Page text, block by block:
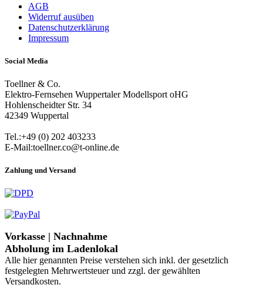
AGB
Widerruf ausüben
Datenschutzerklärung
Impressum
Social Media
Toellner & Co.
Elektro-Fernsehen Wuppertaler Modellsport oHG
Hohlenscheidter Str. 34
42349 Wuppertal
Tel.:+49 (0) 202 403233
E-Mail:toellner.co@t-online.de
Zahlung und Versand
Vorkasse | Nachnahme
Abholung im Ladenlokal
Alle hier genannten Preise verstehen sich inkl. der gesetzlich
festgelegten Mehrwertsteuer und zzgl. der gewählten
Versandkosten.